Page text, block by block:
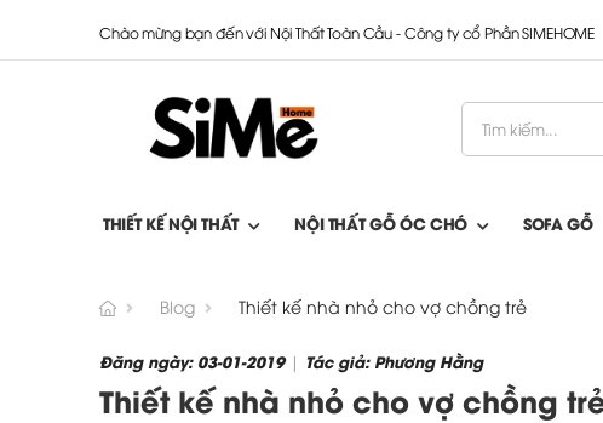
Chào mừng bạn đến với Nội Thất Toàn Cầu - Công ty cổ Phần SIMEHOME
THIẾT KẾ NỘI THẤT NỘI THẤT GỖ ÓC CHÓ SOFA GỖ
Blog Thiết kế nhà nhỏ cho vợ chồng trẻ
Đăng ngày: 03-01-2019| Tác giả: Phương Hằng
Thiết kế nhà nhỏ cho vợ chồng